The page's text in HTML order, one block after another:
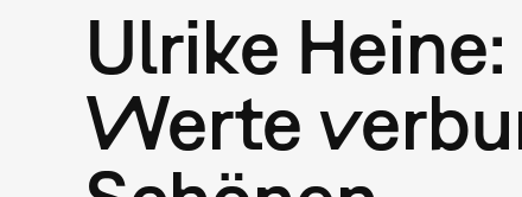
Ulrike
Werte